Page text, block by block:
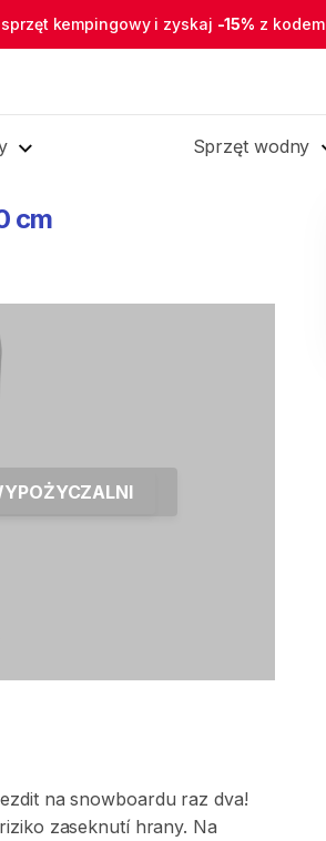
kempingowy i zyskaj -15% z kodem
Sprzęt wodny
cm
na snowboardu raz dva!
riziko zaseknutí hrany. Na